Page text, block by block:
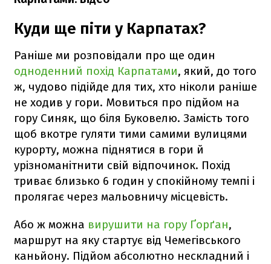
Куди ще піти у Карпатах?
Раніше ми розповідали про ще один
одноденний похід Карпатами, який, до того
ж, чудово підійде для тих, хто ніколи раніше
не ходив у гори. Мовиться про підйом на
гору Синяк, що біля Буковелю. Замість того
щоб вкотре гуляти тими самими вулицями
курорту, можна піднятися в гори й
урізноманітнити свій відпочинок. Похід
триває близько 6 годин у спокійному темпі і
пролягає через мальовничу місцевість.
Або ж можна вирушити на гору Ґорґан,
маршрут на яку стартує від Чемегівського
каньйону. Підйом абсолютно нескладний і